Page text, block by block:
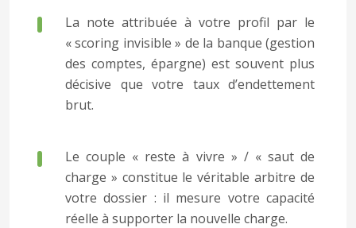
La note attribuée à votre profil par le
« scoring invisible » de la banque (gestion
des comptes, épargne) est souvent plus
décisive que votre taux d’endettement
brut.
Le couple « reste à vivre » / « saut de
charge » constitue le véritable arbitre de
votre dossier : il mesure votre capacité
réelle à supporter la nouvelle charge.